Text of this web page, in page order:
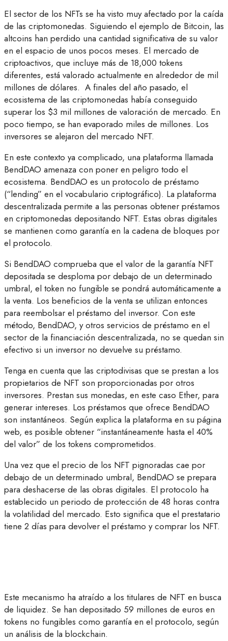
El sector de los NFTs se ha visto muy afectado por la caída
de las criptomonedas. Siguiendo el ejemplo de Bitcoin, las
altcoins han perdido una cantidad significativa de su valor
en el espacio de unos pocos meses. El mercado de
criptoactivos, que incluye más de 18,000 tokens
diferentes, está valorado actualmente en alrededor de mil
millones de dólares. A finales del año pasado, el
ecosistema de las criptomonedas había conseguido
superar los $3 mil millones de valoración de mercado. En
poco tiempo, se han evaporado miles de millones. Los
inversores se alejaron del mercado NFT.
En este contexto ya complicado, una plataforma llamada
BendDAO amenaza con poner en peligro todo el
ecosistema. BendDAO es un protocolo de préstamo
(“lending” en el vocabulario criptográfico). La plataforma
descentralizada permite a las personas obtener préstamos
en criptomonedas depositando NFT. Estas obras digitales
se mantienen como garantía en la cadena de bloques por
el protocolo.
Si BendDAO comprueba que el valor de la garantía NFT
depositada se desploma por debajo de un determinado
umbral, el token no fungible se pondrá automáticamente a
la venta. Los beneficios de la venta se utilizan entonces
para reembolsar el préstamo del inversor. Con este
método, BendDAO, y otros servicios de préstamo en el
sector de la financiación descentralizada, no se quedan sin
efectivo si un inversor no devuelve su préstamo.
Tenga en cuenta que las criptodivisas que se prestan a los
propietarios de NFT son proporcionadas por otros
inversores. Prestan sus monedas, en este caso Ether, para
generar intereses. Los préstamos que ofrece BendDAO
son instantáneos. Según explica la plataforma en su página
web, es posible obtener “instantáneamente hasta el 40%
del valor” de los tokens comprometidos.
Una vez que el precio de los NFT pignoradas cae por
debajo de un determinado umbral, BendDAO se prepara
para deshacerse de las obras digitales. El protocolo ha
establecido un periodo de protección de 48 horas contra
la volatilidad del mercado. Esto significa que el prestatario
tiene 2 días para devolver el préstamo y comprar los NFT.
Este mecanismo ha atraído a los titulares de NFT en busca
de liquidez. Se han depositado 59 millones de euros en
tokens no fungibles como garantía en el protocolo, según
un análisis de la blockchain.